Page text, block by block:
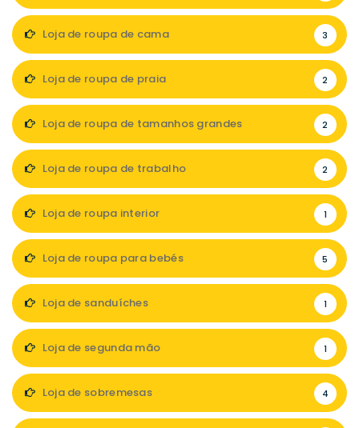
Loja de roupa de cama 3
Loja de roupa de praia 2
Loja de roupa de tamanhos grandes 2
Loja de roupa de trabalho 2
Loja de roupa interior 1
Loja de roupa para bebés 5
Loja de sanduíches 1
Loja de segunda mão 1
Loja de sobremesas 4